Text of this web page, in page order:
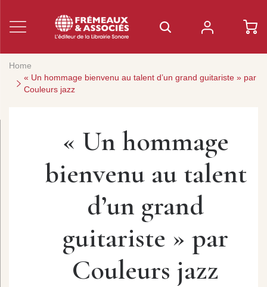
Home
« Un hommage bienvenu au talent d’un grand guitariste » par
Couleurs jazz
« Un hommage
bienvenu au talent
d’un grand
guitariste » par
Couleurs jazz